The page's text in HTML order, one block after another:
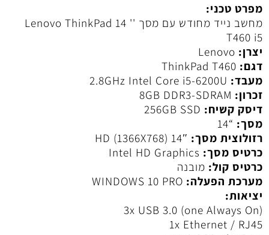
מפרט טכני:
מחשב נייד מחודש עם מסך '' 14 Lenovo ThinkPad
T460 i5
יצרן: Lenovo
דגם: ThinkPad T460
מעבד: 2.8GHz Intel Core i5-6200U
זכרון: 8GB DDR3-SDRAM
דיסק קשיח: 256GB SSD
מסך: “14
רזולוצית מסך: 14″ HD (1366X768)
כרטיס מסך: Intel HD Graphics
כרטיס קול: מובנה
מערכת הפעלה: WINDOWS 10 PRO
יציאות:
3x USB 3.0 (one Always On)
1x Ethernet / RJ45